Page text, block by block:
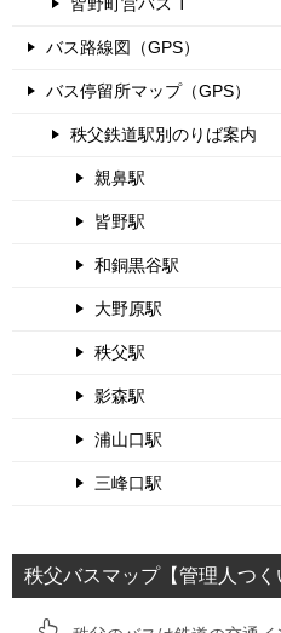
バス路線図（GPS）
バス停留所マップ（GPS）
秩父鉄道駅別のりば案内
親鼻駅
皆野駅
和銅黒谷駅
大野原駅
秩父駅
影森駅
浦山口駅
三峰口駅
秩父バスマップ【管理人つく